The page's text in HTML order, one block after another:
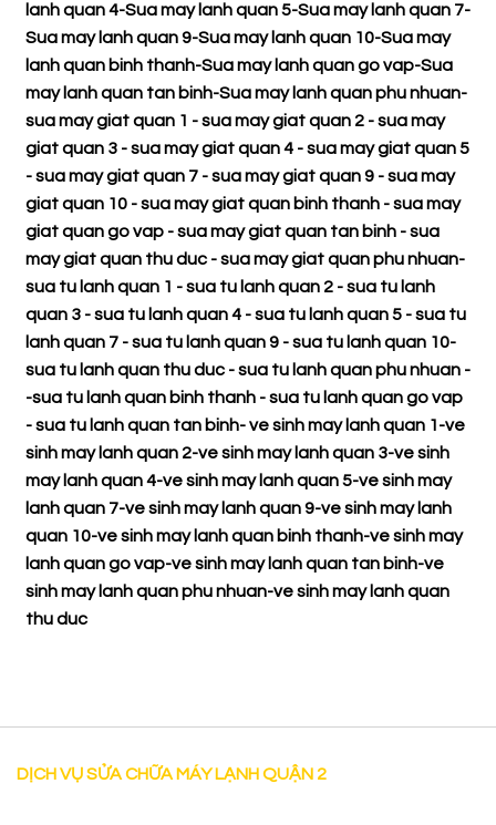
lanh quan 4-Sua may lanh quan 5-Sua may lanh quan 7-
Sua may lanh quan 9-Sua may lanh quan 10-Sua may
lanh quan binh thanh-Sua may lanh quan go vap-Sua
may lanh quan tan binh-Sua may lanh quan phu nhuan-
sua may giat quan 1 -sua may giat quan 2 -sua may
giat quan 3 -sua may giat quan 4 -sua may giat quan 5
-sua may giat quan 7 -sua may giat quan 9 -sua may
giat quan 10 -sua may giat quan binh thanh -sua may
giat quan go vap -sua may giat quan tan binh -sua
may giat quan thu duc -sua may giat quan phu nhuan-
sua tu lanh quan 1 -sua tu lanh quan 2 -sua tu lanh
quan 3 -sua tu lanh quan 4 -sua tu lanh quan 5 -sua tu
lanh quan 7 -sua tu lanh quan 9 -sua tu lanh quan 10-
sua tu lanh quan thu duc -sua tu lanh quan phu nhuan -
-sua tu lanh quan binh thanh -sua tu lanh quan go vap
-sua tu lanh quan tan binh-ve sinh may lanh quan 1-ve
sinh may lanh quan 2-ve sinh may lanh quan 3-ve sinh
may lanh quan 4-ve sinh may lanh quan 5-ve sinh may
lanh quan 7-ve sinh may lanh quan 9-ve sinh may lanh
quan 10-ve sinh may lanh quan binh thanh-ve sinh may
lanh quan go vap-ve sinh may lanh quan tan binh-ve
sinh may lanh quan phu nhuan-ve sinh may lanh quan
thu duc
DỊCH VỤ SỬA CHỮA MÁY LẠNH QUẬN 2